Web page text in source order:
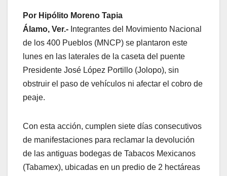
Por Hipólito Moreno Tapia
Álamo, Ver.- Integrantes del Movimiento Nacional
de los 400 Pueblos (MNCP) se plantaron este
lunes en las laterales de la caseta del puente
Presidente José López Portillo (Jolopo), sin
obstruir el paso de vehículos ni afectar el cobro de
peaje.
Con esta acción, cumplen siete días consecutivos
de manifestaciones para reclamar la devolución
de las antiguas bodegas de Tabacos Mexicanos
(Tabamex), ubicadas en un predio de 2 hectáreas